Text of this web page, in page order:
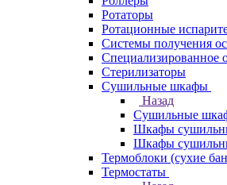
Ротаторы
Ротационные
Системы получения
Специализированное
Стерилизаторы
Сушильные шкафы
Назад
Сушильные
Шкафы
Шкафы
Термоблоки (сухие
Термостаты